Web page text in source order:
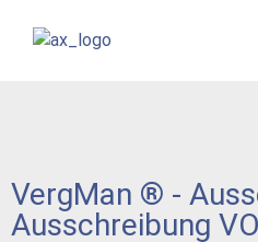
VergMan ® -
Ausschreibung